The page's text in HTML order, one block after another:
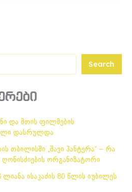
Search
და მთის ფილმების
დასრულდა
თბილისში „შავი პანტერა“ – რა
ორგანიზატორი
ლიანა ისაკაძის 80 წლის იუბილეს